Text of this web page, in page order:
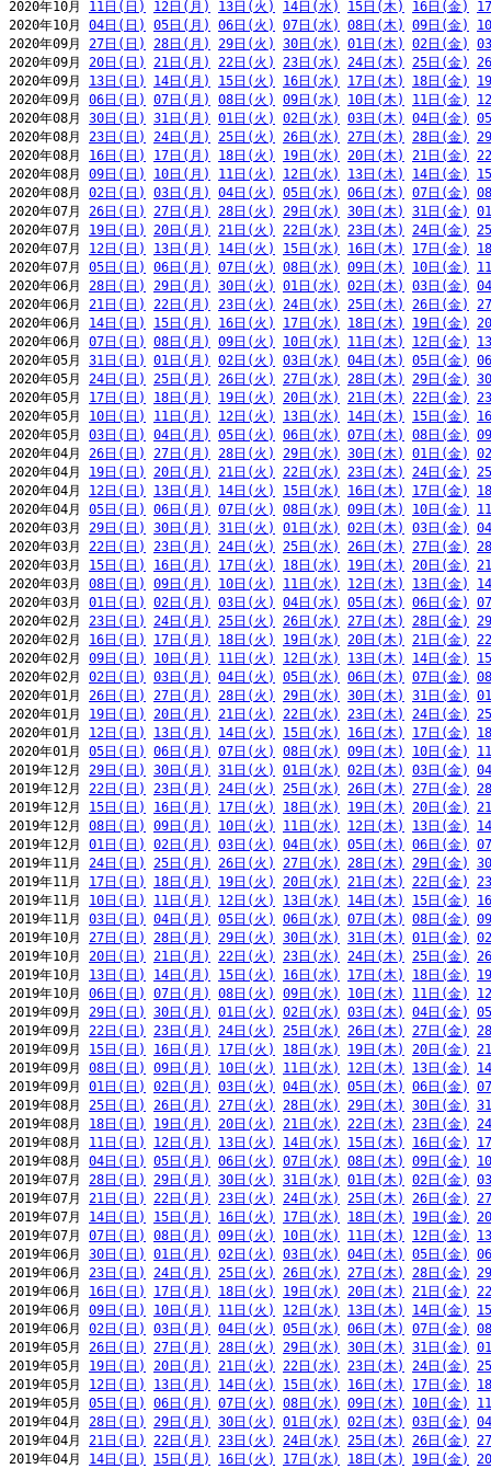
2020年10月 11日(日) 12日(月) 13日(火) 14日(水) 15日(木) 16日(金)
2020年10月 04日(日) 05日(月) 06日(火) 07日(水) 08日(木) 09日(金)
2020年09月 27日(日) 28日(月) 29日(火) 30日(水) 01日(木) 02日(金)
2020年09月 20日(日) 21日(月) 22日(火) 23日(水) 24日(木) 25日(金)
2020年09月 13日(日) 14日(月) 15日(火) 16日(水) 17日(木) 18日(金)
2020年09月 06日(日) 07日(月) 08日(火) 09日(水) 10日(木) 11日(金)
2020年08月 30日(日) 31日(月) 01日(火) 02日(水) 03日(木) 04日(金)
2020年08月 23日(日) 24日(月) 25日(火) 26日(水) 27日(木) 28日(金)
2020年08月 16日(日) 17日(月) 18日(火) 19日(水) 20日(木) 21日(金)
2020年08月 09日(日) 10日(月) 11日(火) 12日(水) 13日(木) 14日(金)
2020年08月 02日(日) 03日(月) 04日(火) 05日(水) 06日(木) 07日(金)
2020年07月 26日(日) 27日(月) 28日(火) 29日(水) 30日(木) 31日(金)
2020年07月 19日(日) 20日(月) 21日(火) 22日(水) 23日(木) 24日(金)
2020年07月 12日(日) 13日(月) 14日(火) 15日(水) 16日(木) 17日(金)
2020年07月 05日(日) 06日(月) 07日(火) 08日(水) 09日(木) 10日(金)
2020年06月 28日(日) 29日(月) 30日(火) 01日(水) 02日(木) 03日(金)
2020年06月 21日(日) 22日(月) 23日(火) 24日(水) 25日(木) 26日(金)
2020年06月 14日(日) 15日(月) 16日(火) 17日(水) 18日(木) 19日(金)
2020年06月 07日(日) 08日(月) 09日(火) 10日(水) 11日(木) 12日(金)
2020年05月 31日(日) 01日(月) 02日(火) 03日(水) 04日(木) 05日(金)
2020年05月 24日(日) 25日(月) 26日(火) 27日(水) 28日(木) 29日(金)
2020年05月 17日(日) 18日(月) 19日(火) 20日(水) 21日(木) 22日(金)
2020年05月 10日(日) 11日(月) 12日(火) 13日(水) 14日(木) 15日(金)
2020年05月 03日(日) 04日(月) 05日(火) 06日(水) 07日(木) 08日(金)
2020年04月 26日(日) 27日(月) 28日(火) 29日(水) 30日(木) 01日(金)
2020年04月 19日(日) 20日(月) 21日(火) 22日(水) 23日(木) 24日(金)
2020年04月 12日(日) 13日(月) 14日(火) 15日(水) 16日(木) 17日(金)
2020年04月 05日(日) 06日(月) 07日(火) 08日(水) 09日(木) 10日(金)
2020年03月 29日(日) 30日(月) 31日(火) 01日(水) 02日(木) 03日(金)
2020年03月 22日(日) 23日(月) 24日(火) 25日(水) 26日(木) 27日(金)
2020年03月 15日(日) 16日(月) 17日(火) 18日(水) 19日(木) 20日(金)
2020年03月 08日(日) 09日(月) 10日(火) 11日(水) 12日(木) 13日(金)
2020年03月 01日(日) 02日(月) 03日(火) 04日(水) 05日(木) 06日(金)
2020年02月 23日(日) 24日(月) 25日(火) 26日(水) 27日(木) 28日(金)
2020年02月 16日(日) 17日(月) 18日(火) 19日(水) 20日(木) 21日(金)
2020年02月 09日(日) 10日(月) 11日(火) 12日(水) 13日(木) 14日(金)
2020年02月 02日(日) 03日(月) 04日(火) 05日(水) 06日(木) 07日(金)
2020年01月 26日(日) 27日(月) 28日(火) 29日(水) 30日(木) 31日(金)
2020年01月 19日(日) 20日(月) 21日(火) 22日(水) 23日(木) 24日(金)
2020年01月 12日(日) 13日(月) 14日(火) 15日(水) 16日(木) 17日(金)
2020年01月 05日(日) 06日(月) 07日(火) 08日(水) 09日(木) 10日(金)
2019年12月 29日(日) 30日(月) 31日(火) 01日(水) 02日(木) 03日(金)
2019年12月 22日(日) 23日(月) 24日(火) 25日(水) 26日(木) 27日(金)
2019年12月 15日(日) 16日(月) 17日(火) 18日(水) 19日(木) 20日(金)
2019年12月 08日(日) 09日(月) 10日(火) 11日(水) 12日(木) 13日(金)
2019年12月 01日(日) 02日(月) 03日(火) 04日(水) 05日(木) 06日(金)
2019年11月 24日(日) 25日(月) 26日(火) 27日(水) 28日(木) 29日(金)
2019年11月 17日(日) 18日(月) 19日(火) 20日(水) 21日(木) 22日(金)
2019年11月 10日(日) 11日(月) 12日(火) 13日(水) 14日(木) 15日(金)
2019年11月 03日(日) 04日(月) 05日(火) 06日(水) 07日(木) 08日(金)
2019年10月 27日(日) 28日(月) 29日(火) 30日(水) 31日(木) 01日(金)
2019年10月 20日(日) 21日(月) 22日(火) 23日(水) 24日(木) 25日(金)
2019年10月 13日(日) 14日(月) 15日(火) 16日(水) 17日(木) 18日(金)
2019年10月 06日(日) 07日(月) 08日(火) 09日(水) 10日(木) 11日(金)
2019年09月 29日(日) 30日(月) 01日(火) 02日(水) 03日(木) 04日(金)
2019年09月 22日(日) 23日(月) 24日(火) 25日(水) 26日(木) 27日(金)
2019年09月 15日(日) 16日(月) 17日(火) 18日(水) 19日(木) 20日(金)
2019年09月 08日(日) 09日(月) 10日(火) 11日(水) 12日(木) 13日(金)
2019年09月 01日(日) 02日(月) 03日(火) 04日(水) 05日(木) 06日(金)
2019年08月 25日(日) 26日(月) 27日(火) 28日(水) 29日(木) 30日(金)
2019年08月 18日(日) 19日(月) 20日(火) 21日(水) 22日(木) 23日(金)
2019年08月 11日(日) 12日(月) 13日(火) 14日(水) 15日(木) 16日(金)
2019年08月 04日(日) 05日(月) 06日(火) 07日(水) 08日(木) 09日(金)
2019年07月 28日(日) 29日(月) 30日(火) 31日(水) 01日(木) 02日(金)
2019年07月 21日(日) 22日(月) 23日(火) 24日(水) 25日(木) 26日(金)
2019年07月 14日(日) 15日(月) 16日(火) 17日(水) 18日(木) 19日(金)
2019年07月 07日(日) 08日(月) 09日(火) 10日(水) 11日(木) 12日(金)
2019年06月 30日(日) 01日(月) 02日(火) 03日(水) 04日(木) 05日(金)
2019年06月 23日(日) 24日(月) 25日(火) 26日(水) 27日(木) 28日(金)
2019年06月 16日(日) 17日(月) 18日(火) 19日(水) 20日(木) 21日(金)
2019年06月 09日(日) 10日(月) 11日(火) 12日(水) 13日(木) 14日(金)
2019年06月 02日(日) 03日(月) 04日(火) 05日(水) 06日(木) 07日(金)
2019年05月 26日(日) 27日(月) 28日(火) 29日(水) 30日(木) 31日(金)
2019年05月 19日(日) 20日(月) 21日(火) 22日(水) 23日(木) 24日(金)
2019年05月 12日(日) 13日(月) 14日(火) 15日(水) 16日(木) 17日(金)
2019年05月 05日(日) 06日(月) 07日(火) 08日(水) 09日(木) 10日(金)
2019年04月 28日(日) 29日(月) 30日(火) 01日(水) 02日(木) 03日(金)
2019年04月 21日(日) 22日(月) 23日(火) 24日(水) 25日(木) 26日(金)
2019年04月 14日(日) 15日(月) 16日(火) 17日(水) 18日(木) 19日(金)